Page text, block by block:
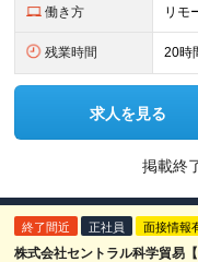
働き方 リモ
残業時間 20時
求人を見る
掲載終
終了間近 正社員 面接情報
株式会社セントラル科学貿易